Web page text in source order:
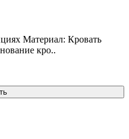
Материал: Кровать
кро..